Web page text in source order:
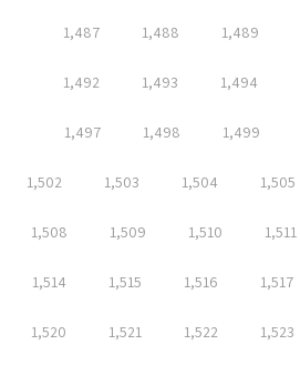
1,487 1,488 1,489
1,492 1,493 1,494
1,497 1,498 1,499
1,502 1,503 1,504 1,505
1,508 1,509 1,510 1,511
1,514 1,515 1,516 1,517
1,520 1,521 1,522 1,523